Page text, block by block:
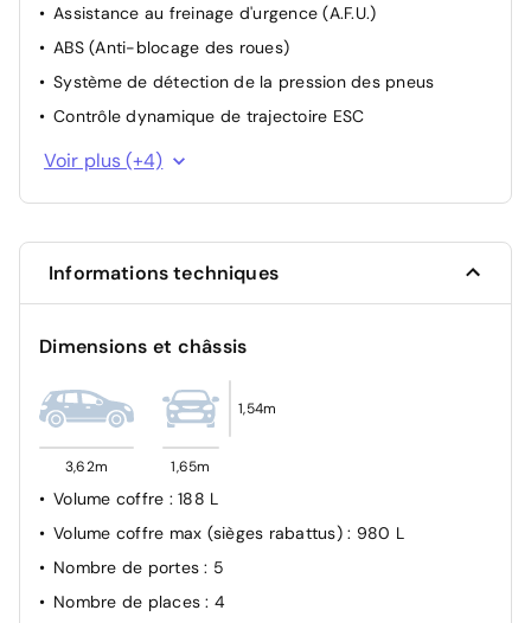
Assistance au freinage d'urgence (A.F.U.)
ABS (Anti-blocage des roues)
Système de détection de la pression des pneus
Contrôle dynamique de trajectoire ESC
Alerte non bouclage de ceintures avant
lumière
Fixation ISOFIX
Condamnation des portes électriques
Voir plus (+4)
Informations techniques
Dimensions et châssis
3,62m 1,65m
1,54m
Volume coffre : 188 L
Volume coffre max (sièges rabattus) : 980 L
Nombre de portes: 5
Nombre de places: 4